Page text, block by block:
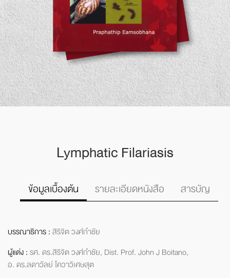
Lymphatic Filariasis
ข้อมูลเบื้องต้น รายละเอียดหนังสือ สารบัญ
บรรณาธิการ :สิริจิต วงศ์กำชัย
ผู้แต่ง :รศ. ดร.สิริจิต วงศ์กำชัย, Dist. Prof. John J Boitano,
อ. ดร.ลดาวัลย์ โควาวิเศษสุต